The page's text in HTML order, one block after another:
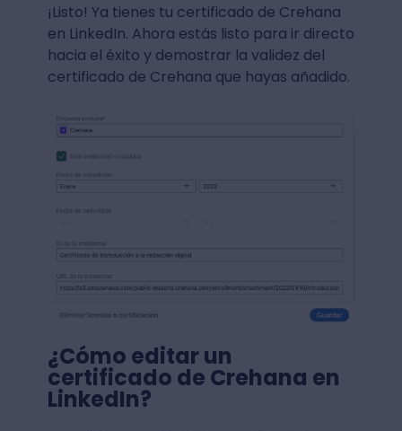
¡Listo! Ya tienes tu certificado de Crehana
en LinkedIn. Ahora estás listo para ir directo
hacia el éxito y demostrar la validez del
certificado de Crehana que hayas añadido.
¿Cómo editar un
certificado de Crehana en
LinkedIn?